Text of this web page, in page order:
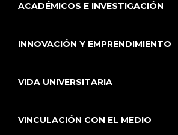
ACADÉMICOS E INVESTIGACIÓN
INNOVACIÓN Y EMPRENDIMIENTO
VIDA UNIVERSITARIA
VINCULACIÓN CON EL MEDIO